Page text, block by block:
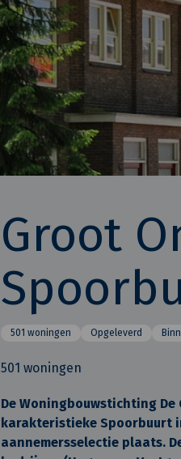
Groot
501 woningen Opgeleverd
501 woningen
De Woningbouwstichting
karakteristieke Spoorbuurt
aannemersselectie plaats.